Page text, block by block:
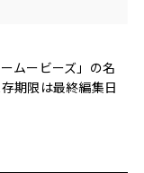
ムービーズ」の名
期限は最終編集日